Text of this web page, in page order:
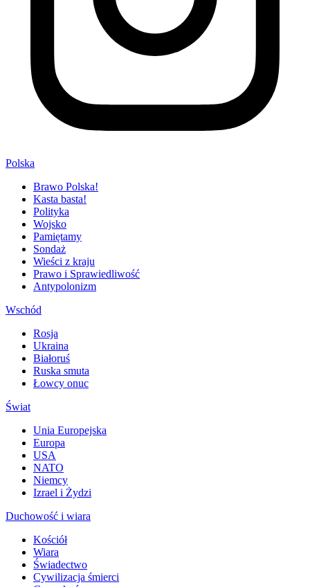
Polska
Brawo Polska!
Kasta basta!
Polityka
Wojsko
Pamiętamy
Sondaż
Wieści z kraju
Prawo i Sprawiedliwość
Antypolonizm
Wschód
Rosja
Ukraina
Białoruś
Ruska smuta
Łowcy onuc
Świat
Unia Europejska
Europa
USA
NATO
Niemcy
Izrael i Żydzi
Duchowość i wiara
Kościół
Wiara
Świadectwo
Cywilizacja śmierci